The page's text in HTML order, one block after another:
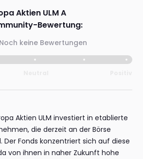
Aktien ULM A
Bewertung:
Noch keine Bewertungen
Aktien ULM investiert in etablierte
die derzeit an der Börse
Fonds konzentriert sich auf diese
von ihnen in naher Zukunft hohe